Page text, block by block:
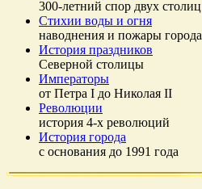
300-летний спор двух столиц
Стихии воды и огня
наводнения и пожары города
История праздников
Северной столицы
Императоры
от Петра I до Николая II
Революции
история 4-х революций
История города
с основания до 1991 года